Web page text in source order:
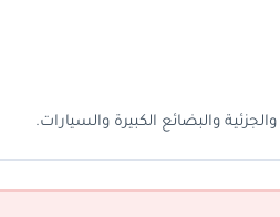
والجزئية والبضائع الكبيرة والسيارات.